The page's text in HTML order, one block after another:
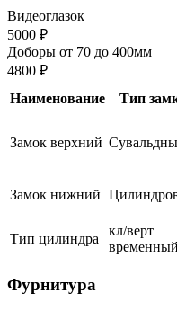
Видеоглазок
5000 ₽
Доборы от 70 до 400мм
4800 ₽
Наименование
Тип
Замок верхний
Замок нижний
Тип цилиндра
кл/верт
временный
Фурнитура